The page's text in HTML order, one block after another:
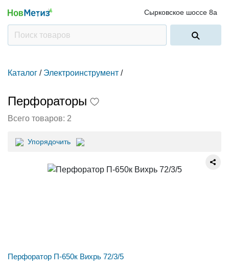
Сырковское шоссе 8а
Каталог / Электроинструмент /
Перфораторы
Всего товаров: 2
Упорядочить
Перфоратор П-650к Вихрь 72/3/5